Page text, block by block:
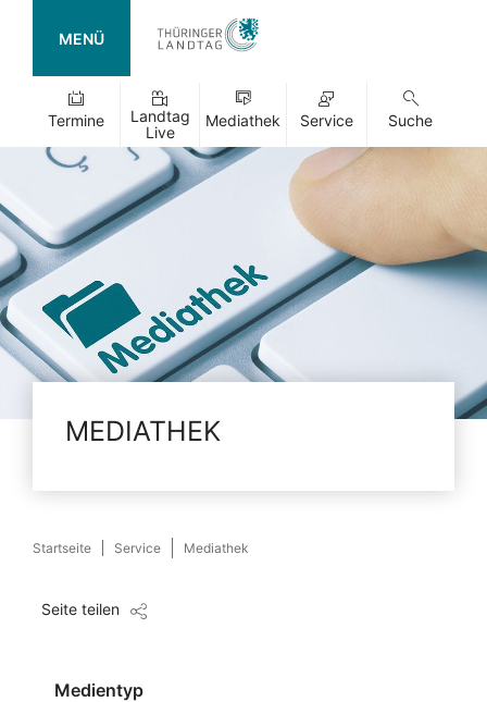
MENÜ
Termine
Landtag
Live
Mediathek Service Suche
MEDIATHEK
Startseite Service Mediathek
Seite teilen
Medientyp